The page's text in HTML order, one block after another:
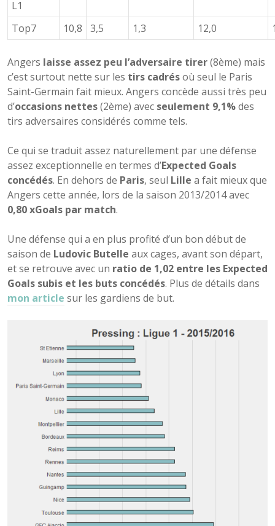
L1
Top7
10,8 3,5 1,3 12,0
Angers laisse assez peu l’adversaire tirer(8ème) mais
c’est surtout nette sur les tirs cadrésoù seul le Paris
Saint-Germain fait mieux. Angers concède aussi très peu
d’occasions nettes(2ème) avec seulement 9,1%des
tirs adversaires considérés comme tels.
Ce qui se traduit assez naturellement par une défense
assez exceptionnelle en termes d’Expected Goals
concédés. En dehors de Paris, seul Lille a fait mieux que
Angers cette année, lors de la saison 2013/2014 avec
0,80 xGoals par match.
Une défense qui a en plus profité d’un bon début de
saison de Ludovic Butelle aux cages, avant son départ,
et se retrouve avec un ratio de 1,02 entre les Expected
Goals subis et les buts concédés. Plus de détails dans
mon article sur les gardiens de but.